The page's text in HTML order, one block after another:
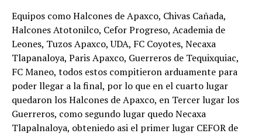
Equipos como Halcones de Apaxco, Chivas Cañada,
Halcones Atotonilco, Cefor Progreso, Academia de
Leones, Tuzos Apaxco, UDA, FC Coyotes, Necaxa
Tlapanaloya, Paris Apaxco, Guerreros de Tequixquiac,
FC Maneo, todos estos compitieron arduamente para
poder llegar a la final, por lo que en el cuarto lugar
quedaron los Halcones de Apaxco, en Tercer lugar los
Guerreros, como segundo lugar quedo Necaxa
Tlapalnaloya, obteniedo asi el primer lugar CEFOR de